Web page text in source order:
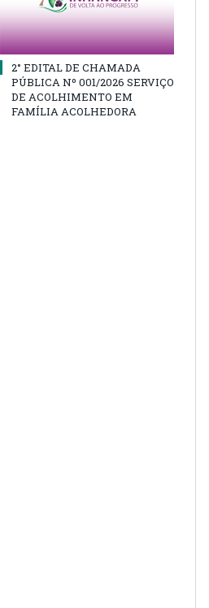
2° EDITAL DE CHAMADA
PÚBLICA Nº 001/2026 SERVIÇO
DE ACOLHIMENTO EM
FAMÍLIA ACOLHEDORA